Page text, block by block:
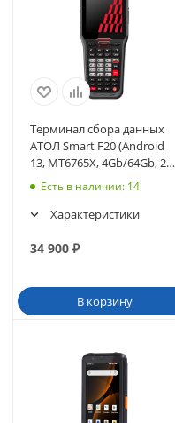
Терминал сбора данных
АТОЛ Smart F20 (Android
13, MT6765X, 4Gb/64Gb, 2D
N6602-W2, Wi-Fi, BT (65753)
Есть в наличии: 14
Характеристики
34 900 ₽
В корзину